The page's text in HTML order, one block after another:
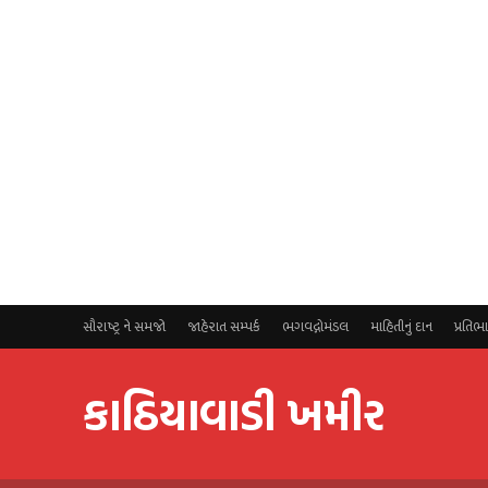
સૌરાષ્ટ્ર ને સમજો જાહેરાત સમ્પર્ક ભગવદ્ગોમંડલ માહિતીનું દાન
કાઠિયાવાડી ખમીર